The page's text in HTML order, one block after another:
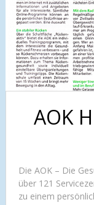
AOK
Die AOK – Die
über 121
zu einem